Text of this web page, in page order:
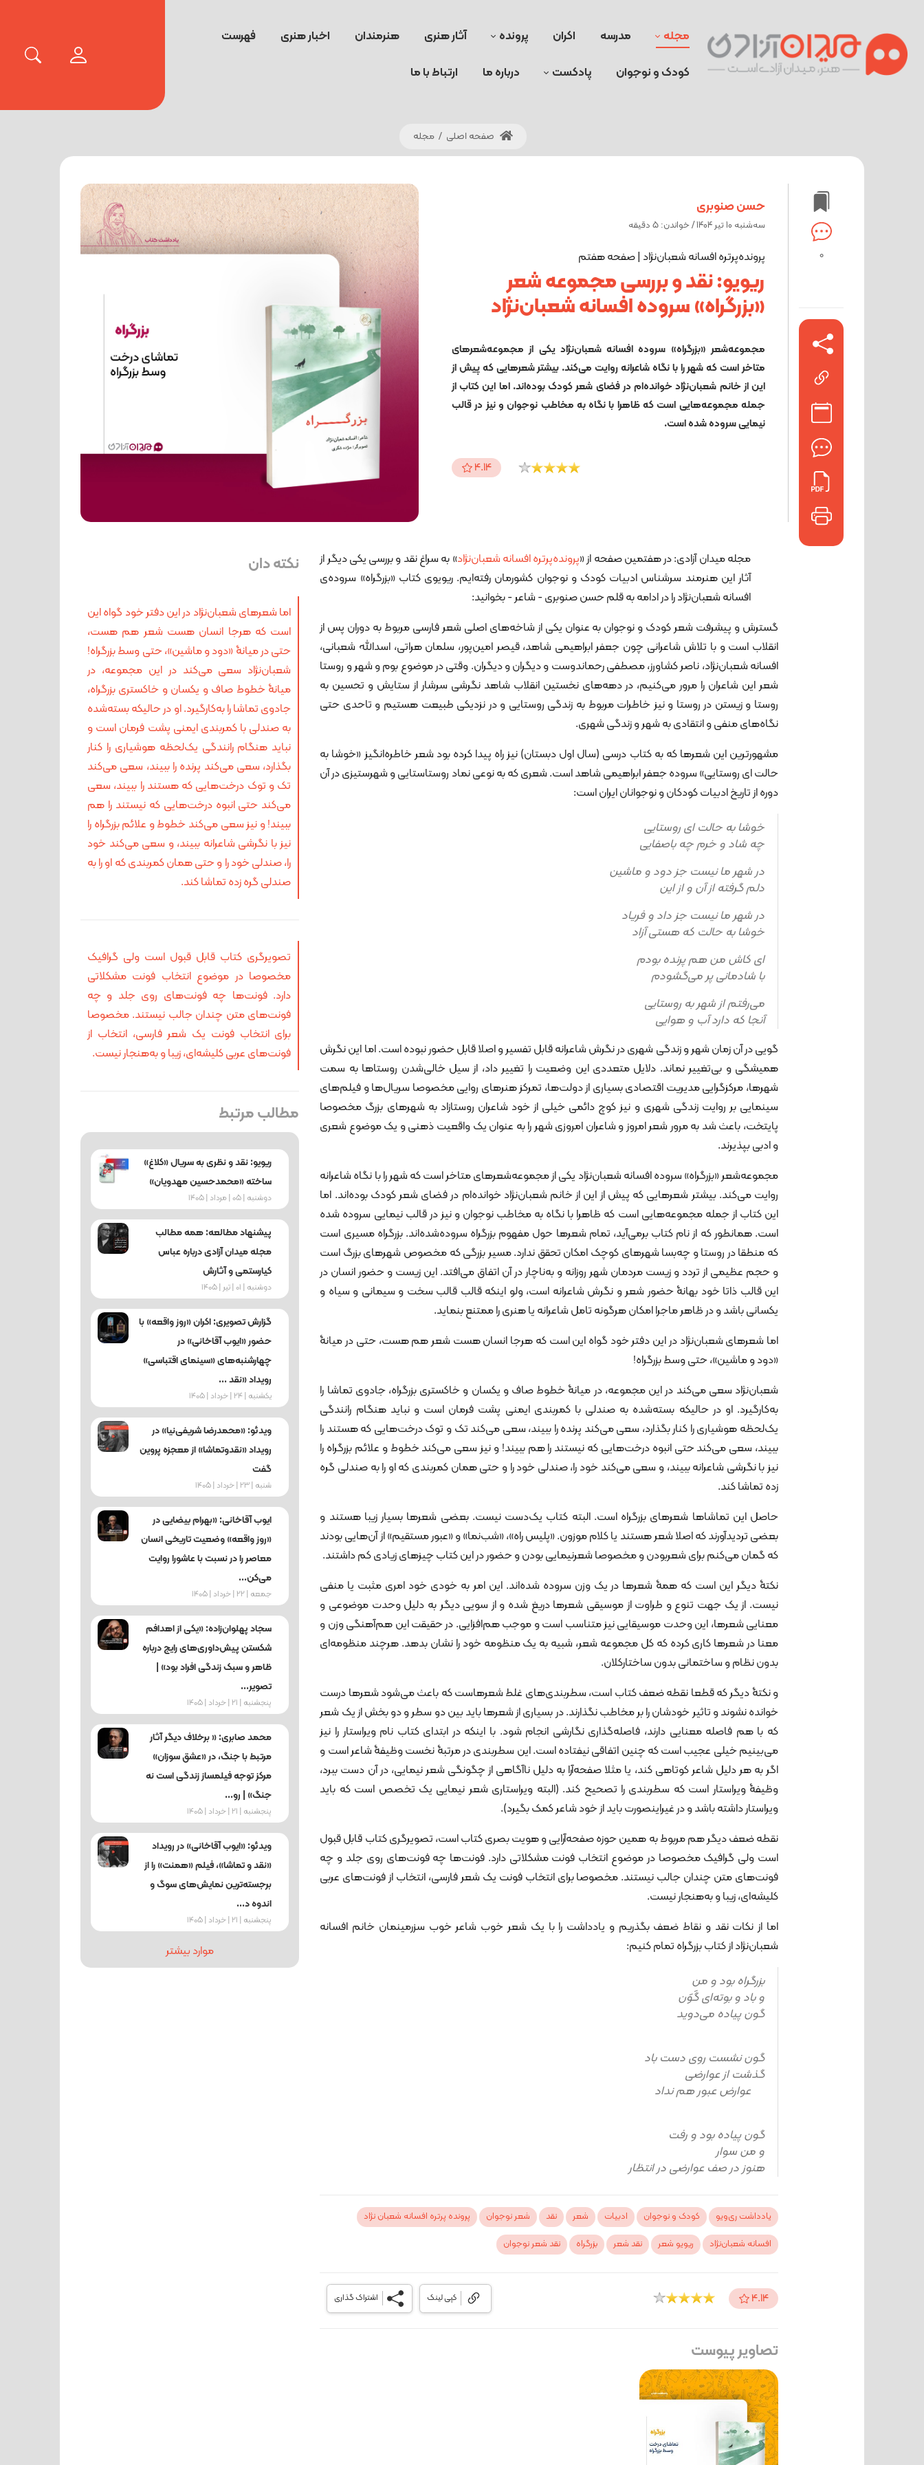
مجله مدرسه اکران پرونده آثار هنری هنرمندان اخبار هنری فهرست
کودک و نوجوان پادکست درباره ما ارتباط با ما
صفحه اصلی / مجله
0
حسن صنوبری
ﺳﻪشنبه 10 تیر 1404 / خواندن: 5 دقیقه
پرونده‌پرتره افسانه شعبان‌نژاد | صفحه هفتم
ریویو: نقد و بررسی مجموعه شعر
«بزرگراه» سروده افسانه شعبان‌نژاد
مجموعه‌شعر «بزرگراه» سروده افسانه شعبان‌نژاد یکی از مجموعه‌شعرهای
متاخر است که شهر را با نگاه شاعرانه روایت می‌کند. بیشتر شعرهایی که پیش از
این از خانم شعبان‌نژاد خوانده‌ام در فضای شعر کودک بوده‌اند. اما این کتاب از
جمله مجموعه‌هایی است که ظاهرا با نگاه به مخاطب نوجوان و نیز در قالب
نیمایی سروده شده است.
4.14
مجله میدان آزادی: در هفتمین صفحه از «پرونده‌پرتره افسانه شعبان‌نژاد» به سراغ نقد و بررسی یکی دیگر از
آثار این هنرمند سرشناس ادبیات کودک و نوجوان کشورمان رفته‌ایم. ریویوی کتاب «بزرگراه» سروده‌ی
افسانه شعبان‌نژاد را در ادامه به قلم حسن صنوبری - شاعر - بخوانید:
گسترش و پیشرفت شعر کودک و نوجوان به عنوان یکی از شاخه‌های اصلی شعر فارسی مربوط به دوران پس از
انقلاب است و با تلاش شاعرانی چون جعفر ابراهیمی شاهد، قیصر امین‌پور، سلمان هراتی، اسدالله شعبانی،
افسانه شعبان‌نژاد، ناصر کشاورز، مصطفی رحماندوست و دیگران و دیگران. وقتی در موضوع بوم و شهر و روستا
شعر این شاعران را مرور می‌کنیم، در دهه‌های نخستین انقلاب شاهد نگرشی سرشار از ستایش و تحسین به
روستا و زیستن در روستا و نیز خاطرات مربوط به زندگی روستایی و در نزدیکی طبیعت هستیم و تاحدی حتی
نگاه‌های منفی و انتقادی به شهر و زندگی شهری.
مشهورترین این شعرها که به کتاب درسی (سال اول دبستان) نیز راه پیدا کرده بود شعر خاطره‌انگیز «خوشا به
حالت ای روستایی» سروده جعفر ابراهیمی شاهد است. شعری که به نوعی نماد روستاستایی و شهرستیزی در آن
دوره از تاریخ ادبیات کودکان و نوجوانان ایران است:
خوشا به حالت ای روستایی
چه شاد و خرم چه باصفایی
در شهر ما نیست جز دود و ماشین
دلم گرفته از آن و از این
در شهر ما نیست جز داد و فریاد
خوشا به حالت که هستی آزاد
ای کاش من هم پرنده بودم
با شادمانی پر می‌گشودم
می‌رفتم از شهر به روستایی
آنجا که دارد آب و هوایی
گویی در آن زمان شهر و زندگی شهری در نگرش شاعرانه قابل تفسیر و اصلا قابل حضور نبوده است. اما این نگرش
همیشگی و بی‌تغییر نماند. دلایل متعددی این وضعیت را تغییر داد، از سیل خالی‌شدن روستاها به سمت
شهرها، مرکزگرایی مدیریت اقتصادی بسیاری از دولت‌ها، تمرکز هنرهای روایی مخصوصا سریال‌ها و فیلم‌های
سینمایی بر روایت زندگی شهری و نیز کوچ دائمی خیلی از خود شاعران روستازاد به شهرهای بزرگ مخصوصا
پایتخت، باعث شد به مرور شعر امروز و شاعران امروزی شهر را به عنوان یک واقعیت ذهنی و یک موضوع شعری
و ادبی بپذیرند.
مجموعه‌شعر «بزرگراه» سروده افسانه شعبان‌نژاد یکی از مجموعه‌شعرهای متاخر است که شهر را با نگاه شاعرانه
روایت می‌کند. بیشتر شعرهایی که پیش از این از خانم شعبان‌نژاد خوانده‌ام در فضای شعر کودک بوده‌اند. اما
این کتاب از جمله مجموعه‌هایی است که ظاهرا با نگاه به مخاطب نوجوان و نیز در قالب نیمایی سروده شده
است. همانطور که از نام کتاب برمی‌آید، تمام شعرها حول مفهوم بزرگراه سروده‌شده‌اند. بزرگراه مسیری است
که منطقا در روستا و چه‌بسا شهرهای کوچک امکان تحقق ندارد. مسیر بزرگی که مخصوص شهرهای بزرگ است
و حجم عظیمی از تردد و زیست مردمان شهر روزانه و به‌ناچار در آن اتفاق می‌افتد. این زیست و حضور انسان در
این قالب ذاتا خود بهانۀ حضور شعر و نگرش شاعرانه است، ولو اینکه قالب قالب سخت و سیمانی و سیاه و
یکسانی باشد و در ظاهر ماجرا امکان هرگونه تامل شاعرانه یا هنری را ممتنع بنماید.
اما شعرهای شعبان‌نژاد در این دفتر خود گواه این است که هرجا انسان هست شعر هم هست، حتی در میانۀ
«دود و ماشین»، حتی وسط بزرگراه!
شعبان‌نژاد سعی می‌کند در این مجموعه، در میانۀ خطوط صاف و یکسان و خاکستری بزرگراه، جادوی تماشا را
به‌کارگیرد. او در حالیکه بسته‌شده به صندلی با کمربندی ایمنی پشت فرمان است و نباید هنگام رانندگی
یک‌لحظه هوشیاری را کنار بگذارد، سعی می‌کند پرنده را ببیند، سعی می‌کند تک و توک درخت‌هایی که هستند را
ببیند، سعی می‌کند حتی انبوه درخت‌هایی که نیستند را هم ببیند! و نیز سعی می‌کند خطوط و علائم بزرگراه را
نیز با نگرشی شاعرانه ببیند، و سعی می‌کند خود را، صندلی خود را و حتی همان کمربندی که او را به صندلی گره
زده تماشا کند.
حاصل این تماشاها شعرهای بزرگراه است. البته کتاب یک‌دست نیست. بعضی شعرها بسیار زیبا هستند و
بعضی تردیدآورند که اصلا شعر هستند یا کلام موزون. «پلیس راه»، «شب‌نما» و «عبور مستقیم» از آن‌هایی بودند
که گمان می‌کنم برای شعربودن و مخصوصا شعرنیمایی بودن و حضور در این کتاب چیزهای زیادی کم داشتند.
نکتۀ دیگر این است که همۀ شعرها در یک وزن سروده شده‌اند. این امر به خودی خود امری مثبت یا منفی
نیست. از یک جهت تنوع و طراوت از موسیقی شعرها دریغ شده و از سویی دیگر به دلیل وحدت موضوعی و
معنایی شعرها، این وحدت موسیقایی نیز متناسب است و موجب هم‌افزایی. در حقیقت این هم‌آهنگی وزن و
معنا در شعرها کاری کرده که کل مجموعه شعر، شبیه به یک منظومه خود را نشان بدهد. هرچند منظومه‌ای
بدون نظام و ساختمانی بدون ساختارکلان.
و نکتۀ دیگر که قطعا نقطه ضعف کتاب است، سطربندی‌های غلط شعرهاست که باعث می‌شود شعرها درست
خوانده نشوند و تاثیر خودشان را بر مخاطب نگذارند. در بسیاری از شعرها باید بین دو سطر و دو بخش از یک شعر
که با هم فاصله معنایی دارند، فاصله‌گذاری نگارشی انجام شود. با اینکه در ابتدای کتاب نام ویراستار را نیز
می‌بینیم خیلی عجیب است که چنین اتفاقی نیفتاده است. این سطربندی در مرتبۀ نخست وظیفۀ شاعر است و
اگر به هر دلیل شاعر کوتاهی کند، یا مثلا صفحه‌آرا به دلیل ناآگاهی از چگونگی شعر نیمایی، در آن دست ببرد،
وظیفۀ ویراستار است که سطربندی را تصحیح کند. (البته ویراستاری شعر نیمایی یک تخصص است که باید
ویراستار داشته باشد و در غیراینصورت باید از خود شاعر کمک بگیرد).
نقطه ضعف دیگر هم مربوط به همین حوزه صفحه‌آرایی و هویت بصری کتاب است، تصویرگری کتاب قابل قبول
است ولی گرافیک مخصوصا در موضوع انتخاب فونت مشکلاتی دارد. فونت‌ها چه فونت‌های روی جلد و چه
فونت‌های متن چندان جالب نیستند. مخصوصا برای انتخاب فونت یک شعر فارسی، انتخاب از فونت‌های عربی
کلیشه‌ای، زیبا و به‌هنجار نیست.
اما از نکات نقد و نقاط ضعف بگذریم و یادداشت را با یک شعر خوب شاعر خوب سزرمینمان خانم افسانه
شعبان‌نژاد از کتاب بزرگراه تمام کنیم:
بزرگراه بود و من
و باد و بوته‌ای گَوَن
گون پیاده می‌دوید
گون نشست روی دست باد
گذشت از عوارضی
عوارض عبور هم نداد
گون پیاده بود و رفت
و من سوار
هنوز در صف عوارضی در انتظار
یادداشت ری‌ویو کودک و نوجوان ادبیات شعر نقد شعر نوجوان
پرونده پرتره افسانه شعبان نژاد
افسانه شعبان‌نژاد
ریویو شعر نقد شعر بزرگراه نقد شعر نوجوان
4.14 اشتراک گذاری کپی لینک
تصاویر پیوست
نکته دان
اما شعرهای شعبان‌نژاد در این دفتر خود گواه این
است که هرجا انسان هست شعر هم هست،
حتی در میانۀ «دود و ماشین»، حتی وسط بزرگراه!
شعبان‌نژاد سعی می‌کند در این مجموعه، در
میانۀ خطوط صاف و یکسان و خاکستری بزرگراه،
جادوی تماشا را به‌کارگیرد. او در حالیکه بسته‌شده
به صندلی با کمربندی ایمنی پشت فرمان است و
نباید هنگام رانندگی یک‌لحظه هوشیاری را کنار
بگذارد، سعی می‌کند پرنده را ببیند، سعی می‌کند
تک و توک درخت‌هایی که هستند را ببیند، سعی
می‌کند حتی انبوه درخت‌هایی که نیستند را هم
ببیند! و نیز سعی می‌کند خطوط و علائم بزرگراه را
نیز با نگرشی شاعرانه ببیند، و سعی می‌کند خود
را، صندلی خود را و حتی همان کمربندی که او را به
صندلی گره زده تماشا کند.
تصویرگری کتاب قابل قبول است ولی گرافیک
مخصوصا در موضوع انتخاب فونت مشکلاتی
دارد. فونت‌ها چه فونت‌های روی جلد و چه
فونت‌های متن چندان جالب نیستند. مخصوصا
برای انتخاب فونت یک شعر فارسی، انتخاب از
فونت‌های عربی کلیشه‌ای، زیبا و به‌هنجار نیست.
مطالب مرتبط
ریویو: نقد و نظری به سریال «کلاغ»
ساخته «محمدحسین مهدویان»
دوشنبه | 05 | مرداد | 1405
پیشنهاد مطالعه: همه مطالب
مجله میدان آزادی درباره عباس
کیارستمی و آثارش
دوشنبه | 01 | تیر | 1405
گزارش تصویری: اکران «روز واقعه» با
حضور «ایوب آقاخانی» در
چهارشنبه‌های «سینمای اقتباسی»
رویداد «نقد ...
یکشنبه | 24 | خرداد | 1405
ویدئو: «محمدرضا شریفی‌نیا» در
رویداد «نقدوتماشا» از معجزه پروین
گفت
شنبه | 23 | خرداد | 1405
ایوب آقاخانی: «بهرام بیضایی در
«روز واقعه» وضعیت تاریخی انسان
معاصر را در نسبت با عاشورا روایت
می‌کن...
جمعه | 22 | خرداد | 1405
سجاد پهلوان‌زاده: «یکی از اهدافم
شکستن پیش‌داوری‌های رایج درباره
ظاهر و سبک زندگی افراد بود» |
تصویر...
پنجشنبه | 21 | خرداد | 1405
محمد صابری: « برخلاف دیگر آثار
مرتبط با جنگ، در «عشق سوزان»
مرکز توجه فیلمساز زندگی است نه
جنگ» | رو...
پنجشنبه | 21 | خرداد | 1405
ویدئو: «ایوب آقاخانی» در رویداد
«نقد و تماشا»، فیلم «همنت» را از
برجسته‌ترین نمایش‌های سوگ و
اندوه د...
پنجشنبه | 21 | خرداد | 1405
موارد بیشتر